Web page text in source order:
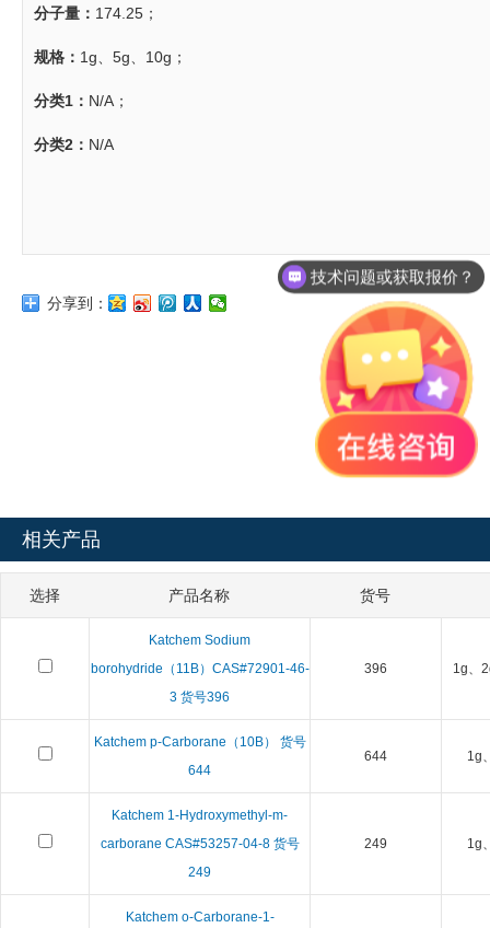
分子量： 174.25；
规格： 1g、5g、10g；
分类1： N/A；
分类2： N/A
分享到：
相关产品
选择 产品名称 货号
Katchem Sodium
borohydride（11B）CAS#72901-46-
3 货号396
396 1g、
Katchem p-Carborane（10B） 货号
644
644 1g
Katchem 1-Hydroxymethyl-m-
carborane CAS#53257-04-8 货号
249
249 1g
Katchem o-Carborane-1-
技术问题或获取报价？